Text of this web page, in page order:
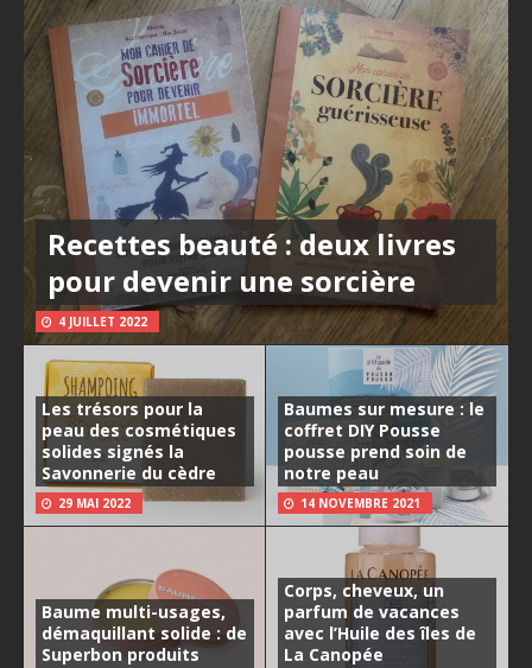
Recettes beauté : deux livres
pour devenir une sorcière
4 JUILLET 2022
Les trésors pour la
peau des cosmétiques
solides signés la
Savonnerie du cèdre
29 MAI 2022
Baumes sur mesure : le
coffret DIY Pousse
pousse prend soin de
notre peau
14 NOVEMBRE 2021
Baume multi-usages,
démaquillant solide : de
Superbon produits
Corps, cheveux, un
parfum de vacances
avec l’Huile des îles de
La Canopée